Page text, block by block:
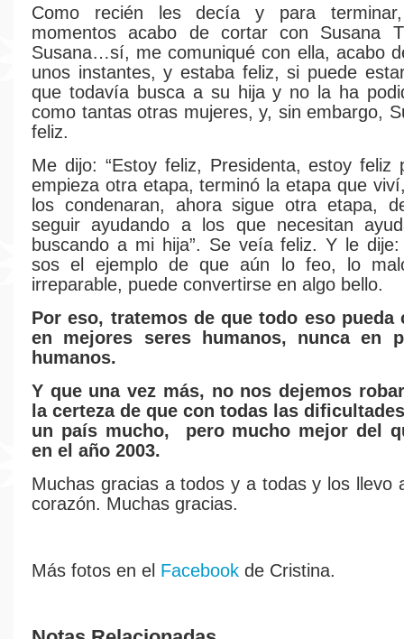
Como recién les decía y para
momentos acabo de cortar con Susana
Susana…sí, me comuniqué con ella, acabo
unos instantes, y estaba feliz, si puede
que todavía busca a su hija y no la ha
como tantas otras mujeres, y, sin embargo,
feliz.
Me dijo: “Estoy feliz, Presidenta, estoy feliz
empieza otra etapa, terminó la etapa que
los condenaran, ahora sigue otra etapa,
seguir ayudando a los que necesitan
buscando a mi hija”. Se veía feliz. Y le
sos el ejemplo de que aún lo feo, lo
irreparable, puede convertirse en algo bello.
Por eso, tratemos de que todo eso pueda
en mejores seres humanos, nunca en
humanos.
Y que una vez más, no nos dejemos
la certeza de que con todas las
un país mucho, pero mucho mejor del
en el año 2003.
Muchas gracias a todos y a todas y los llevo
corazón. Muchas gracias.
Más fotos en el Facebook de Cristina.